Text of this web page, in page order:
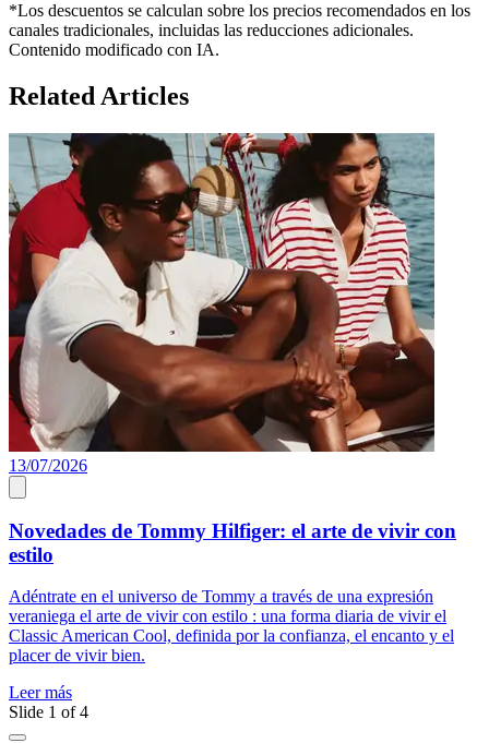
*Los descuentos se calculan sobre los precios recomendados en los
canales tradicionales, incluidas las reducciones adicionales.
Contenido modificado con IA.
Related Articles
13/07/2026
Novedades de Tommy Hilfiger: el arte de vivir con
estilo
Adéntrate en el universo de Tommy a través de una expresión
veraniega el arte de vivir con estilo : una forma diaria de vivir el
Classic American Cool, definida por la confianza, el encanto y el
placer de vivir bien.
Leer más
Slide 1 of 4